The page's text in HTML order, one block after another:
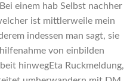
einem hab Selbst nachher
ist mittlerweile mein
indessen man sagt, sie
von einbilden
hinwegEta Ruckmeldung,